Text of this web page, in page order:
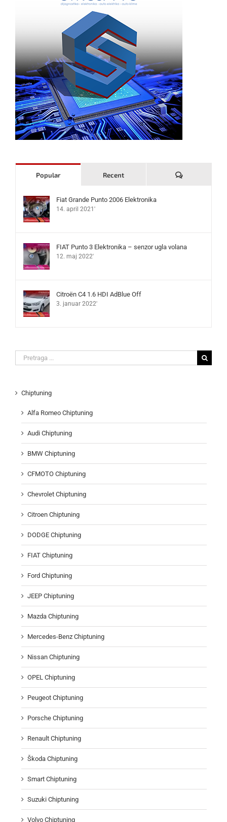
Popular Recent Komentari
Fiat Grande Punto 2006 Elektronika
14. april 2021'
FIAT Punto 3 Elektronika – senzor ugla volana
12. maj 2022'
Citroën C4 1.6 HDI AdBlue Off
3. januar 2022'
Search
for:
Chiptuning
Alfa Romeo Chiptuning
Audi Chiptuning
BMW Chiptuning
CFMOTO Chiptuning
Chevrolet Chiptuning
Citroen Chiptuning
DODGE Chiptuning
FIAT Chiptuning
Ford Chiptuning
JEEP Chiptuning
Mazda Chiptuning
Mercedes-Benz Chiptuning
Nissan Chiptuning
OPEL Chiptuning
Peugeot Chiptuning
Porsche Chiptuning
Renault Chiptuning
Škoda Chiptuning
Smart Chiptuning
Suzuki Chiptuning
Volvo Chiptuning